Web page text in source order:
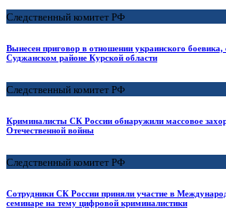
Следственный комитет РФ
Вынесен приговор в отношении украинского
Суджанском районе Курской области
Следственный комитет РФ
Криминалисты СК России обнаружили массовое
Отечественной войны
Следственный комитет РФ
Сотрудники СК России приняли участие в
семинаре на тему цифровой криминалистики